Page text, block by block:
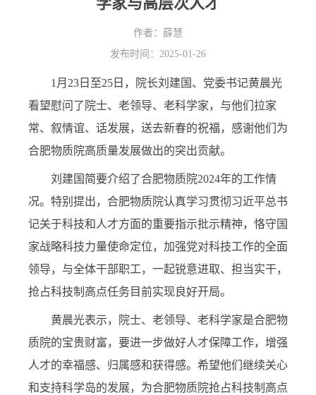
作者： 薛慧
发布时间：2025-01-26
1 月 23 日至25 日，院长刘建国、党委书记黄晨光
看望慰问了院士、老领导、老科学家，与他们拉家
常、叙情谊、话发展，送去新春的祝福，感谢他们为
合肥物质院高质量发展做出的突出贡献。
刘建国简要介绍了合肥物质院2024年的工作情
况。特别提出，合肥物质院认真学习贯彻习近平总书
记关于科技和人才方面的重要指示批示精神，恪守国
家战略科技力量使命定位，加强党对科技工作的全面
领导，与全体干部职工，一起锐意进取、担当实干，
抢占科技制高点任务目前实现良好开局。
黄晨光表示，院士、老领导、老科学家是合肥物
质院的宝贵财富，要进一步做好人才保障工作，增强
人才的幸福感、归属感和获得感。希望他们继续关心
和支持科学岛的发展，为合肥物质院抢占科技制高点